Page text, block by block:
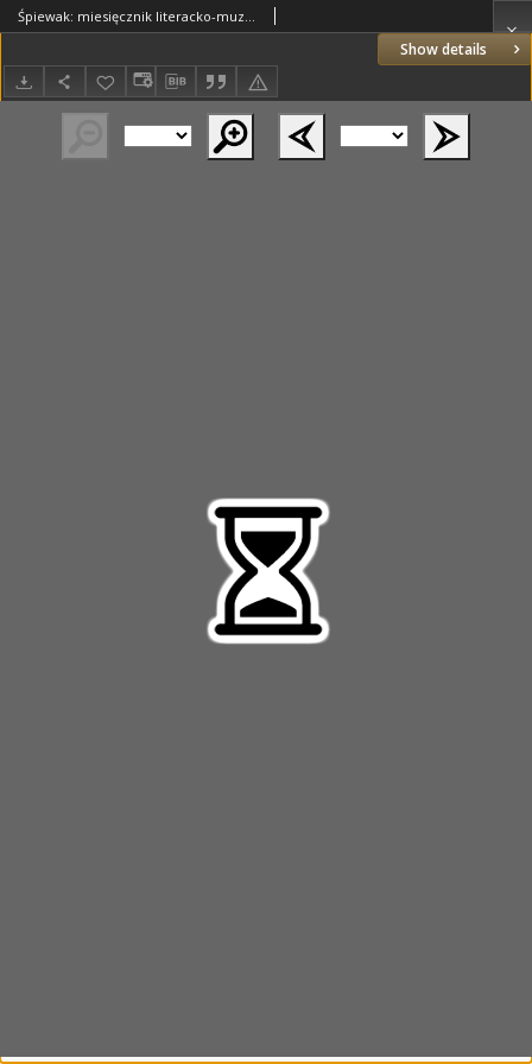
Show details
Śpiewak: miesięcznik literacko-muzyczny : organ Związku Kół Śpiewackich w Poznańskiem 1922.03 R.14 Nr3